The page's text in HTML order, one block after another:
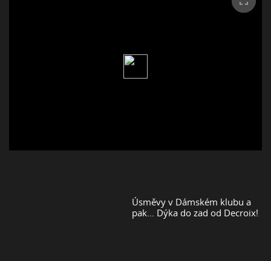
Úsměvy v Dámském klubu a
pak… Dýka do zad od Decroix!